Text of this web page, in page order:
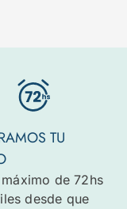
TU
máximo de 72hs
desde que